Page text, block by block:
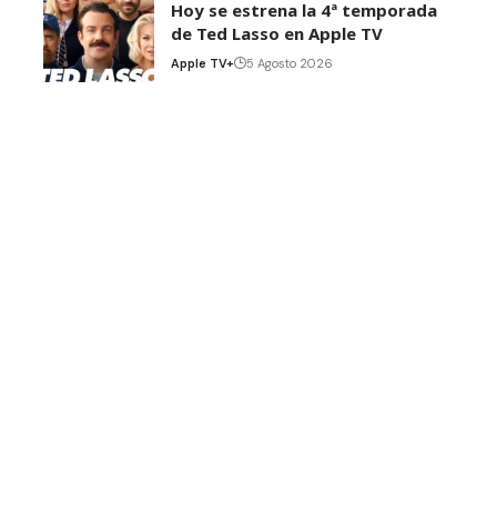
Hoy se estrena la 4ª temporada
de Ted Lasso en Apple TV
Apple TV+ 5 Agosto 2026